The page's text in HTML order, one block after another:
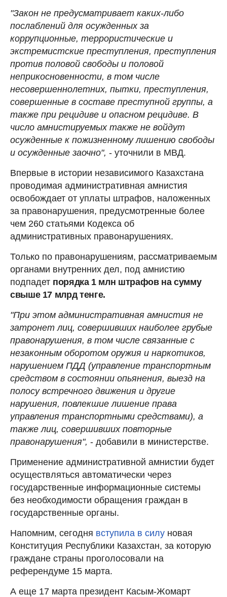
"Закон не предусматривает каких-либо
послаблений для осужденных за
коррупционные, террористические и
экстремистские преступления, преступления
против половой свободы и половой
неприкосновенности, в том числе
несовершеннолетних, пытки, преступления,
совершенные в составе преступной группы, а
также при рецидиве и опасном рецидиве. В
число амнистируемых также не войдут
осужденные к пожизненному лишению свободы
и осужденные заочно", - уточнили в МВД.
Впервые в истории независимого Казахстана
проводимая административная амнистия
освобождает от уплаты штрафов, наложенных
за правонарушения, предусмотренные более
чем 260 статьями Кодекса об
административных правонарушениях.
Только по правонарушениям, рассматриваемым
органами внутренних дел, под амнистию
подпадет порядка 1 млн штрафов на сумму
свыше 17 млрд тенге.
"При этом административная амнистия не
затронет лиц, совершивших наиболее грубые
правонарушения, в том числе связанные с
незаконным оборотом оружия и наркотиков,
нарушением ПДД (управление транспортным
средством в состоянии опьянения, выезд на
полосу встречного движения и другие
нарушения, повлекшие лишение права
управления транспортными средствами), а
также лиц, совершивших повторные
правонарушения", - добавили в министерстве.
Применение административной амнистии будет
осуществляться автоматически через
государственные информационные системы
без необходимости обращения граждан в
государственные органы.
Напомним, сегодня вступила в силу новая
Конституция Республики Казахстан, за которую
граждане страны проголосовали на
референдуме 15 марта.
А еще 17 марта президент Касым-Жомарт